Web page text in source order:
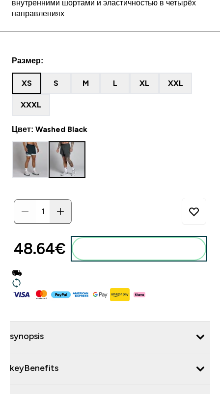
внутренними шортами и эластичностью в четырёх
направлениях
Размер:
XS S M L XL XXL
XXXL
Цвет: Washed Black
48.64€‎
synopsis
keyBenefits